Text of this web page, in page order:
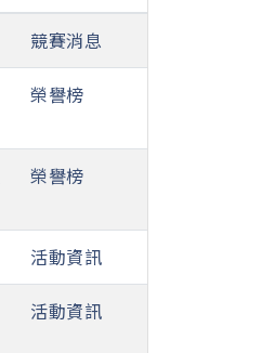
競賽消息
榮譽榜
榮譽榜
活動資訊
活動資訊